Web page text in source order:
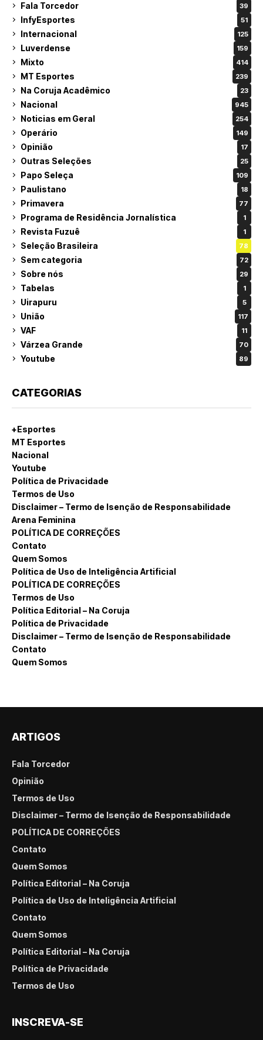
Fala Torcedor 39
InfyEsportes 51
Internacional 125
Luverdense 159
Mixto 414
MT Esportes 239
Na Coruja Acadêmico 23
Nacional 945
Noticias em Geral 254
Operário 149
Opinião 17
Outras Seleções 25
Papo Seleça 109
Paulistano 18
Primavera 77
Programa de Residência Jornalística 1
Revista Fuzuê 1
Seleção Brasileira 78
Sem categoria 72
Sobre nós 29
Tabelas 1
Uirapuru 5
União 117
VAF 11
Várzea Grande 70
Youtube 89
CATEGORIAS
+Esportes
MT Esportes
Nacional
Youtube
Política de Privacidade
Termos de Uso
Disclaimer – Termo de Isenção de Responsabilidade
Arena Feminina
POLÍTICA DE CORREÇÕES
Contato
Quem Somos
Política de Uso de Inteligência Artificial
POLÍTICA DE CORREÇÕES
Termos de Uso
Política Editorial – Na Coruja
Política de Privacidade
Disclaimer – Termo de Isenção de Responsabilidade
Contato
Quem Somos
ARTIGOS
Fala Torcedor
Opinião
Termos de Uso
Disclaimer – Termo de Isenção de Responsabilidade
POLÍTICA DE CORREÇÕES
Contato
Quem Somos
Política Editorial – Na Coruja
Política de Uso de Inteligência Artificial
Contato
Quem Somos
Política Editorial – Na Coruja
Política de Privacidade
Termos de Uso
INSCREVA-SE